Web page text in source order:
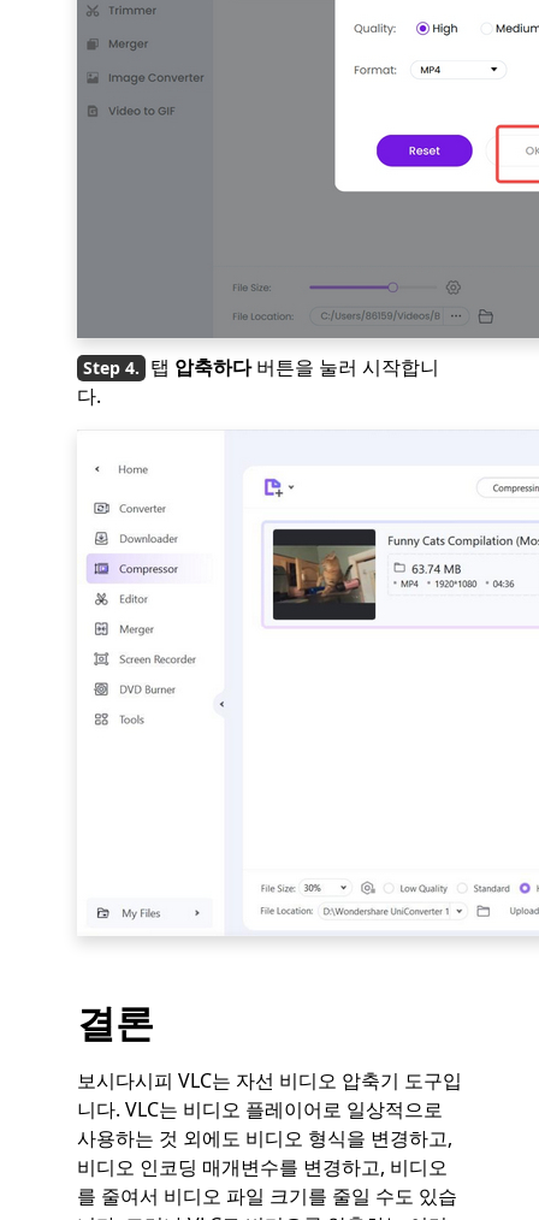
탭 압축하다버튼을 눌러 시작합니
다.
결론
보시다시피 VLC는 자선 비디오 압축기 도구입
니다. VLC는 비디오 플레이어로 일상적으로
사용하는 것 외에도 비디오 형식을 변경하고,
비디오 인코딩 매개변수를 변경하고, 비디오
를 줄여서 비디오 파일 크기를 줄일 수도 있습